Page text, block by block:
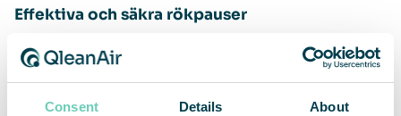
Consent Details About
Effektiva och säkra rökpauser
När rökzonen är nära till hands blir pauserna
kortare, vilket ökar effektiviteten och skapar en
tryggare arbetsmiljö för både rökare och icke-